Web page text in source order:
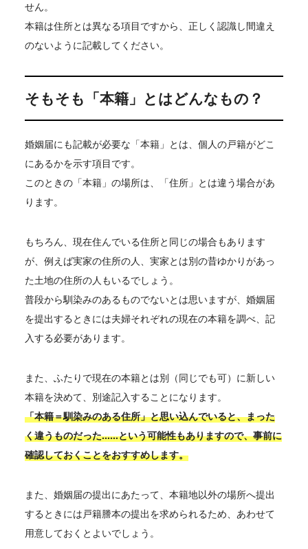
せん。
本籍は住所とは異なる項目ですから、正しく認識し間違え
のないように記載してください。
そもそも「本籍」とはどんなもの？
婚姻届にも記載が必要な「本籍」とは、個人の戸籍がどこ
にあるかを示す項目です。
このときの「本籍」の場所は、「住所」とは違う場合があ
ります。
もちろん、現在住んでいる住所と同じの場合もあります
が、例えば実家の住所の人、実家とは別の昔ゆかりがあっ
た土地の住所の人もいるでしょう。
普段から馴染みのあるものでないとは思いますが、婚姻届
を提出するときには夫婦それぞれの現在の本籍を調べ、記
入する必要があります。
また、ふたりで現在の本籍とは別（同じでも可）に新しい
本籍を決めて、別途記入することになります。
「本籍＝馴染みのある住所」と思い込んでいると、まった
く違うものだった……という可能性もありますので、事前に
確認しておくことをおすすめします。
また、婚姻届の提出にあたって、本籍地以外の場所へ提出
するときには戸籍謄本の提出を求められるため、あわせて
用意しておくとよいでしょう。